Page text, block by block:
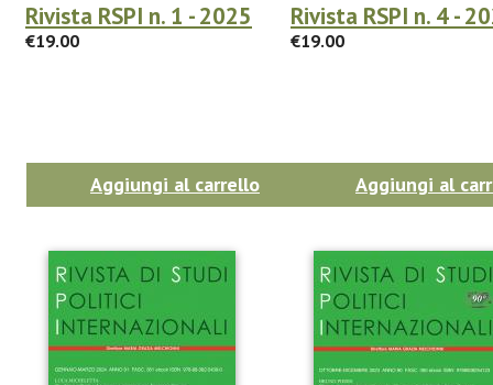
Rivista RSPI n. 1 - 2025
€19.00
Aggiungi al carrello
Rivista RSPI n. 4 -
€19.00
Aggiungi al